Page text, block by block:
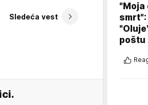
Sledeća vest
"Moja
poštu